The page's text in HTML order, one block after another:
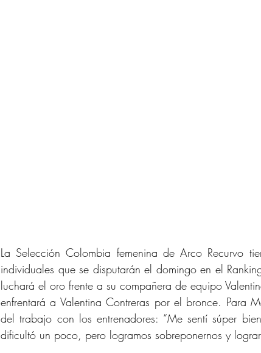
La Selección Colombia femenina de Arco Recurvo
individuales que se disputarán el domingo en el
luchará el oro frente a su compañera de equipo
enfrentará a Valentina Contreras por el bronce. Para
del trabajo con los entrenadores: “Me sentí súper
dificultó un poco, pero logramos sobreponernos y